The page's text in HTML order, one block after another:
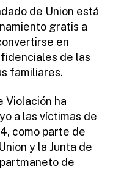
ini
ra
r
de Union está
gratis a
en
de las
familiares.
Violación ha
a las víctimas de
como parte de
y la Junta de
de